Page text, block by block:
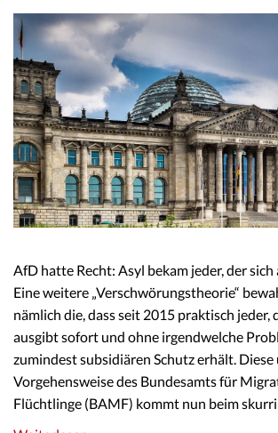
AfD hatte Recht: Asyl bekam jeder, der sich
Eine weitere „Verschwörungstheorie“
nämlich die, dass seit 2015 praktisch jeder,
ausgibt sofort und ohne irgendwelche
zumindest subsidiären Schutz erhält. Diese
Vorgehensweise des Bundesamts für
Flüchtlinge (BAMF) kommt nun beim